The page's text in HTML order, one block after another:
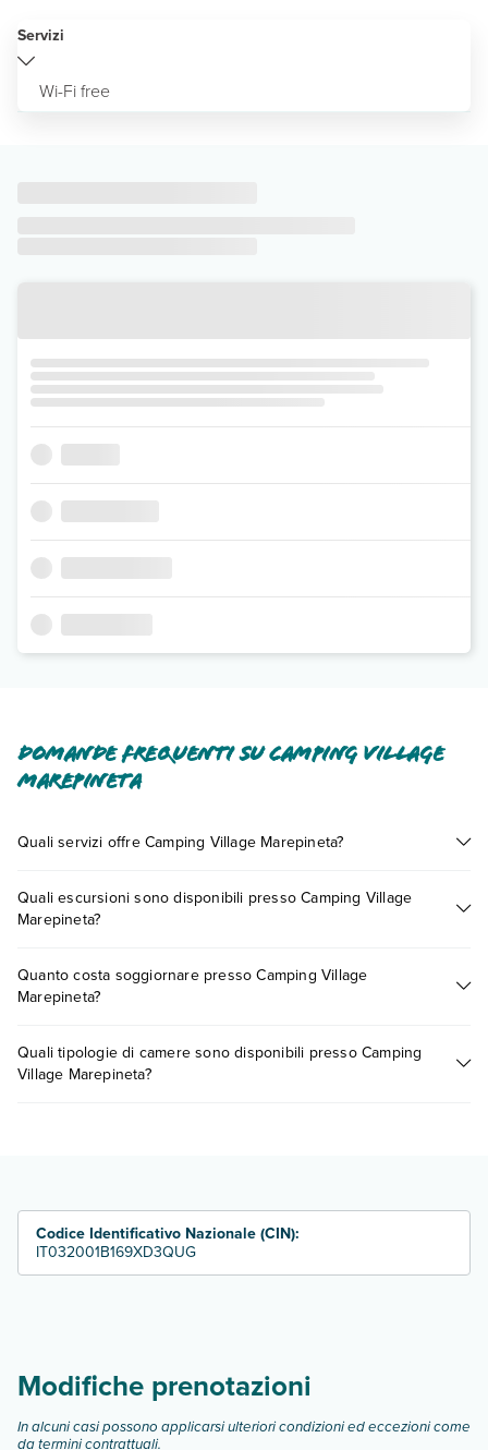
Servizi
Wi-Fi free
Domande frequenti su Camping Village
Marepineta
Quali servizi offre Camping Village Marepineta?
pagamento tra cui: wi-fi free.
Scopri tutti i dettagli nel paragrafo dedicato "
Quali escursioni sono disponibili presso Camping Village
Marepineta?
presso Camping Village Marepineta. Scoprile tutte nella
sezione dedicata
Quanto costa soggiornare presso Camping Village
Marepineta?
base a vari fattori (per es. date, condizioni dell'hotel, ecc). Per
consultare i prezzi, compila il motore di ricerca e scegli
Quali tipologie di camere sono disponibili presso Camping
Village Marepineta?
camera baia lux
camera baia relax new
Scopri tutti i dettagli nel paragrafo dedicato "Info e
Codice Identificativo Nazionale (CIN):
IT032001B169XD3QUG
Modifiche prenotazioni
In alcuni casi possono applicarsi ulteriori condizioni ed eccezioni come
da termini contrattuali.